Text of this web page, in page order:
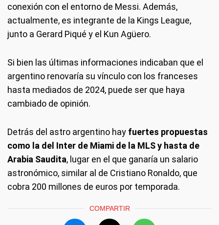
conexión con el entorno de Messi. Además,
actualmente, es integrante de la Kings League,
junto a Gerard Piqué y el Kun Agüero.
Si bien las últimas informaciones indicaban que el
argentino renovaría su vínculo con los franceses
hasta mediados de 2024, puede ser que haya
cambiado de opinión.
Detrás del astro argentino hay fuertes propuestas
como la del Inter de Miami de la MLSy hasta de
Arabia Saudita, lugar en el que ganaría un salario
astronómico, similar al de Cristiano Ronaldo, que
cobra 200 millones de euros por temporada.
COMPARTIR